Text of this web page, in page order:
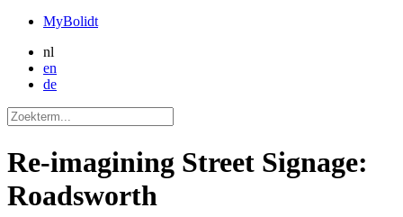
MyBolidt
nl
en
de
Re-imagining Street Signage:
Roadsworth